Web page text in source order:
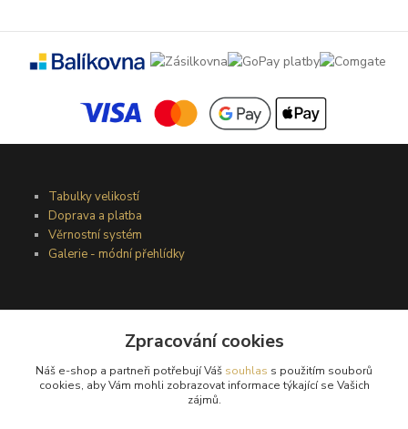
Tabulky velikostí
Doprava a platba
Věrnostní systém
Galerie - módní přehlídky
Obchodní podmínky
Ochrana osobních údajů
Kontakty
Zpracování cookies
Náš e-shop a partneři potřebují Váš souhlas s použitím souborů
cookies, aby Vám mohli zobrazovat informace týkající se Vašich
zájmů.